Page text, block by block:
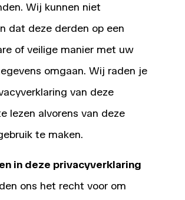
Wij kunnen niet
dat deze derden op een
of veilige manier met uw
omgaan. Wij raden je
van deze
lezen alvorens van deze
te maken.
in deze privacyverklaring
ons het recht voor om